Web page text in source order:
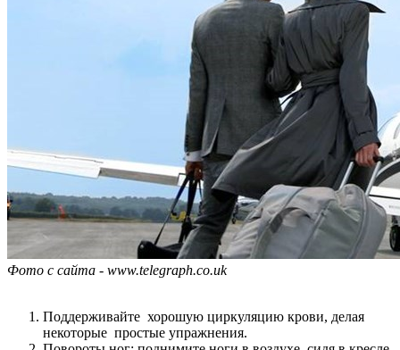
Фото с сайта - www.telegraph.co.uk
Поддерживайте хорошую циркуляцию крови, делая
некоторые простые упражнения.